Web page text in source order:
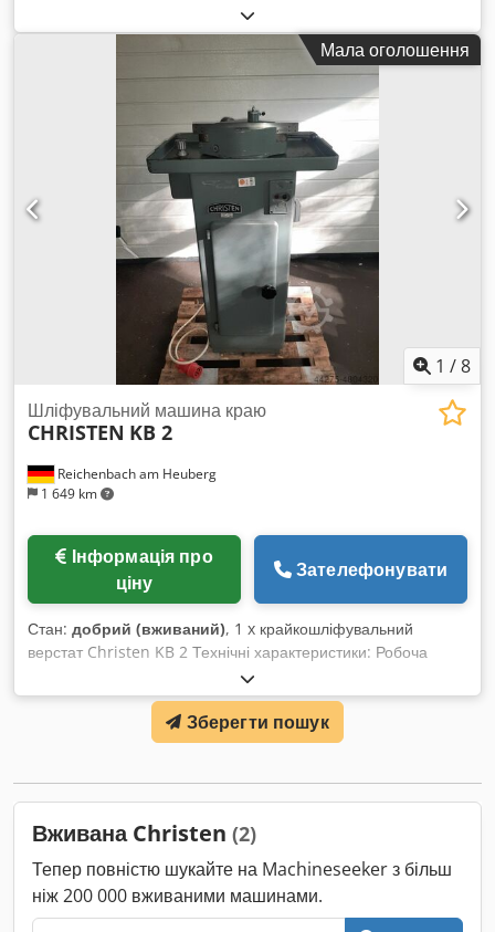
Мала оголошення
1 /8
Reichenbach am Heuberg
1 649 km
Шліфувальний машина краю
CHRISTEN KB 2
ціну
Зателефонувати
Стан: добрий (вживаний), 1 x крайкошліфувальний
верстат Christen KB 2 Технічні характеристики: Робоча
зона: Crjdpfofwx Daex Adyof Довжина лінійки: 370 мм
Товщина листа: від 0 до 2 мм, максимальний прохід кромки
при повністю відкритих лінійках: 3 мм Обертів: 3400 об/хв
Шліфувальний круг: 150 x 125 x 42 мм + 125 x 90 x 42 мм
додатковий фланець 1 x ключ для заміни шліфувального
Зберегти пошук
Вживана Christen (2)
Тепер повністю шукайте на Machineseeker з більш
ніж 200 000 вживаними машинами.